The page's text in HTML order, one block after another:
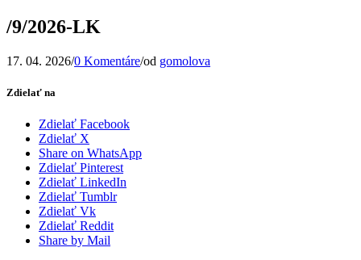
/9/2026-LK
17. 04. 2026/0 Komentáre/od gomolova
Zdielať na
Zdielať Facebook
Zdielať X
Share on WhatsApp
Zdielať Pinterest
Zdielať LinkedIn
Zdielať Tumblr
Zdielať Vk
Zdielať Reddit
Share by Mail